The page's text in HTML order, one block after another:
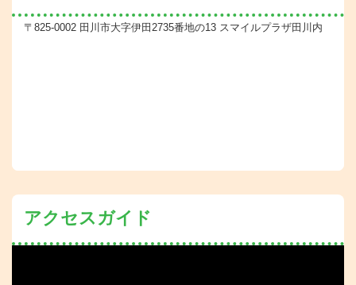
〒825-0002 田川市大字伊田2735番地の13 スマイルプラザ田川内
アクセスガイド